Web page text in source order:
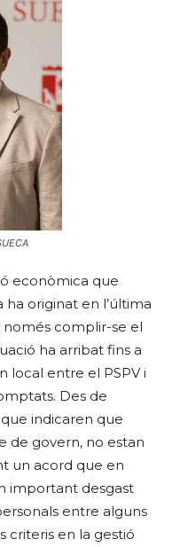
econòmica que
ha originat en l’última
complir-se el
ha arribat fins a
local entre el PSPV i
Des de
indicaren que
de govern, no estan
un acord que en
important desgast
entre alguns
criteris en la gestió